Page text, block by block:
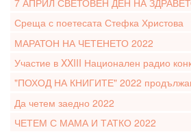
Среща с поетесата Стефка Христова
МАРАТОН НА ЧЕТЕНЕТО 2022
Участие в XXIII Национален радио
"ПОХОД НА КНИГИТЕ" 2022
Да четем заедно 2022
ЧЕТЕМ С МАМА И ТАТКО 2022